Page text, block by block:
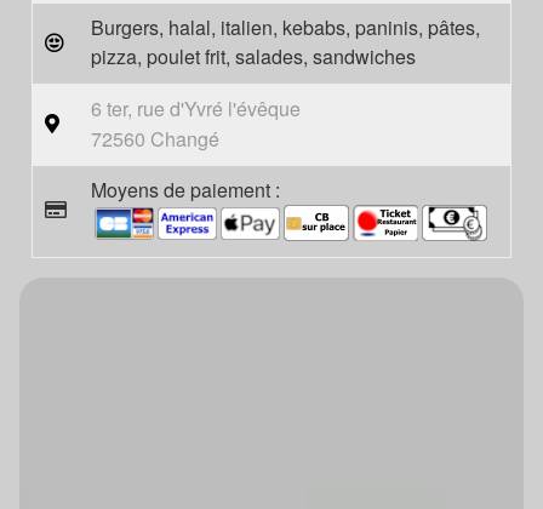
Burgers, halal, italien, kebabs, paninis, pâtes,
pizza, poulet frit, salades, sandwiches
6 ter, rue d'Yvré l'évêque
72560 Changé
Moyens de paiement :